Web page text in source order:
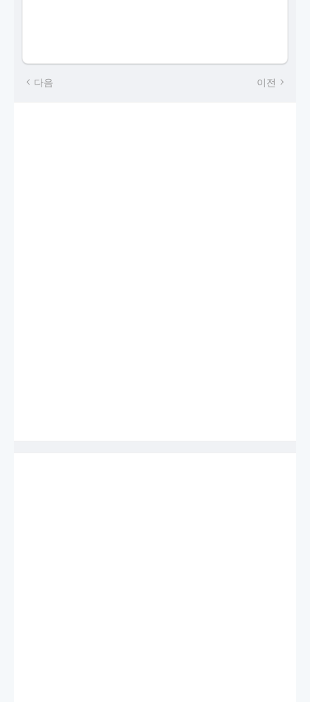
다음 이전